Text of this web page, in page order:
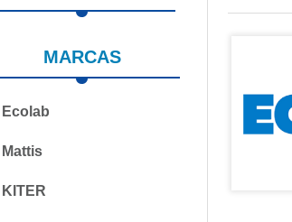
MARCAS
Ecolab
Mattis
KITER